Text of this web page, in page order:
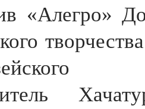
«Алегро»